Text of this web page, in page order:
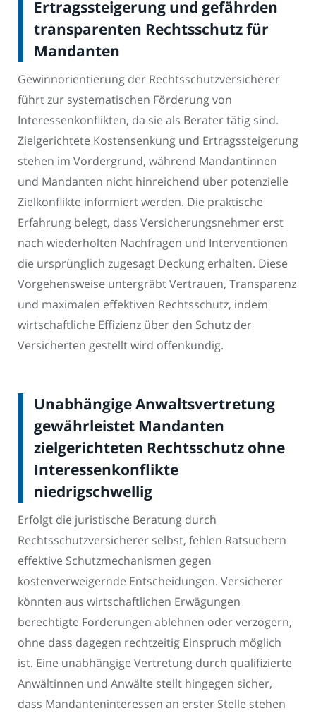
Ertragssteigerung und gefährden
transparenten Rechtsschutz für
Mandanten
Gewinnorientierung der Rechtsschutzversicherer
führt zur systematischen Förderung von
Interessenkonflikten, da sie als Berater tätig sind.
Zielgerichtete Kostensenkung und Ertragssteigerung
stehen im Vordergrund, während Mandantinnen
und Mandanten nicht hinreichend über potenzielle
Zielkonflikte informiert werden. Die praktische
Erfahrung belegt, dass Versicherungsnehmer erst
nach wiederholten Nachfragen und Interventionen
die ursprünglich zugesagt Deckung erhalten. Diese
Vorgehensweise untergräbt Vertrauen, Transparenz
und maximalen effektiven Rechtsschutz, indem
wirtschaftliche Effizienz über den Schutz der
Versicherten gestellt wird offenkundig.
Unabhängige Anwaltsvertretung
gewährleistet Mandanten
zielgerichteten Rechtsschutz ohne
Interessenkonflikte
niedrigschwellig
Erfolgt die juristische Beratung durch
Rechtsschutzversicherer selbst, fehlen Ratsuchern
effektive Schutzmechanismen gegen
kostenverweigernde Entscheidungen. Versicherer
könnten aus wirtschaftlichen Erwägungen
berechtigte Forderungen ablehnen oder verzögern,
ohne dass dagegen rechtzeitig Einspruch möglich
ist. Eine unabhängige Vertretung durch qualifizierte
Anwältinnen und Anwälte stellt hingegen sicher,
dass Mandanteninteressen an erster Stelle stehen